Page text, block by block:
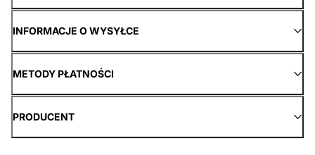
INFORMACJE O WYSYŁCE
METODY PŁATNOŚCI
PRODUCENT